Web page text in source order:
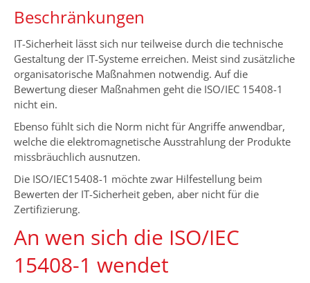
Beschränkungen
IT-Sicherheit lässt sich nur teilweise durch die technische
Gestaltung der IT-Systeme erreichen. Meist sind zusätzliche
organisatorische Maßnahmen notwendig. Auf die
Bewertung dieser Maßnahmen geht die ISO/IEC 15408-1
nicht ein.
Ebenso fühlt sich die Norm nicht für Angriffe anwendbar,
welche die elektromagnetische Ausstrahlung der Produkte
missbräuchlich ausnutzen.
Die ISO/IEC15408-1 möchte zwar Hilfestellung beim
Bewerten der IT-Sicherheit geben, aber nicht für die
Zertifizierung.
An wen sich die ISO/IEC
15408-1 wendet